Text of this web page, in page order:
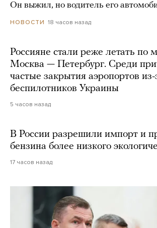
Он выжил, но водитель его
НОВОСТИ 18 часов назад
Россияне стали реже летать по
Москва — Петербург. Среди
частые закрытия аэропортов из-
беспилотников Украины
5 часов назад
В России разрешили импорт и
бензина более низкого
17 часов назад